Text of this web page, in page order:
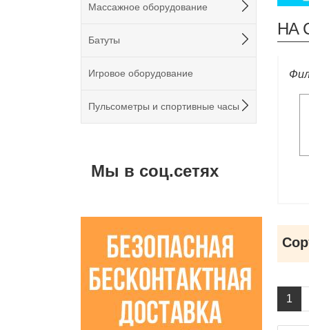
Массажное оборудование
Батуты
Игровое оборудование
Пульсометры и спортивные часы
Мы в соц.сетях
НА
1